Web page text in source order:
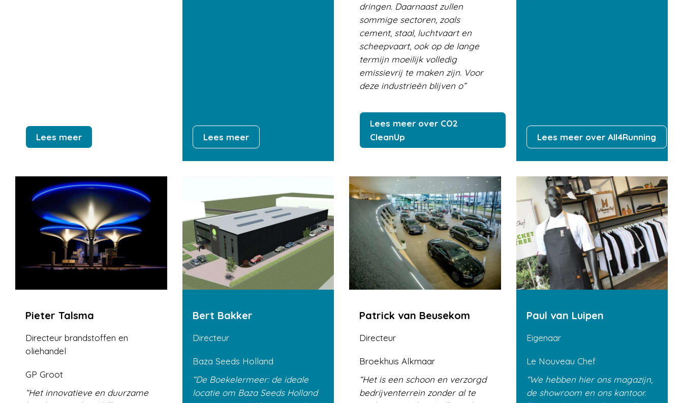
Lees meer Lees meer
dringen. Daarnaast zullen
sommige sectoren, zoals
cement, staal, luchtvaart en
scheepvaart, ook op de lange
termijn moeilijk volledig
emissievrij te maken zijn. Voor
deze industrieën blijven o
Lees meer over CO2
CleanUp
Lees meer over All4Running
Pieter Talsma
Directeur brandstoffen en
oliehandel
GP Groot
Het innovatieve en duurzame
Bert Bakker
Directeur
Baza Seeds Holland
De Boekelermeer: de ideale
locatie om Baza Seeds Holland
Patrick van Beusekom
Directeur
Broekhuis Alkmaar
Het is een schoon en verzorgd
bedrijventerrein zonder al te
Paul van Luipen
Eigenaar
Le Nouveau Chef
We hebben hier ons magazijn,
de showroom en ons kantoor.